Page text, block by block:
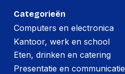
Categorieën
Computers en electronica
Kantoor, werk en school
Eten, drinken en catering
Presentatie en communicatie